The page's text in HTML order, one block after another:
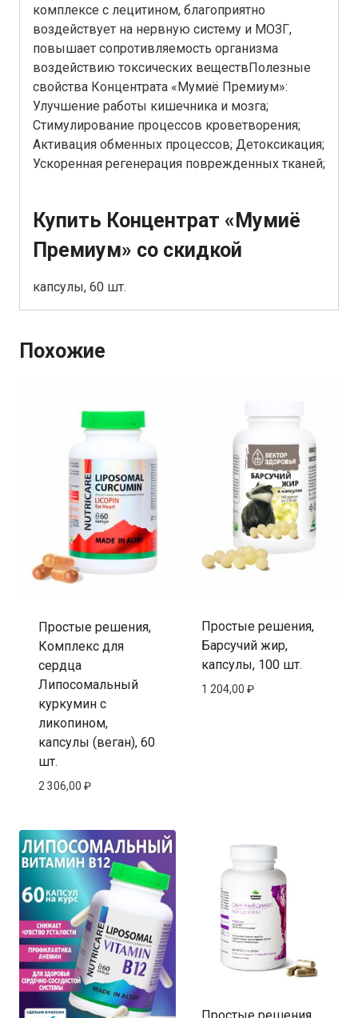
комплексе с лецитином, благоприятно
воздействует на нервную систему и МОЗГ,
повышает сопротивляемость организма
воздействию токсических веществПолезные
свойства Концентрата «Мумиё Премиум»:
Улучшение работы кишечника и мозга;
Стимулирование процессов кроветворения;
Активация обменных процессов; Детоксикация;
Ускоренная регенерация поврежденных тканей;
Купить Концентрат «Мумиё
Премиум» со скидкой
капсулы, 60 шт.
Похожие
Простые решения,
Комплекс для
сердца
Липосомальный
куркумин с
ликопином,
капсулы (веган), 60
шт.
2 306,00 ₽
Простые решения,
Барсучий жир,
капсулы, 100 шт.
1 204,00 ₽